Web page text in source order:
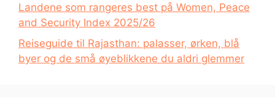
Landene som rangeres best på Women, Peace
and Security Index 2025/26
Reiseguide til Rajasthan: palasser, ørken, blå
byer og de små øyeblikkene du aldri glemmer